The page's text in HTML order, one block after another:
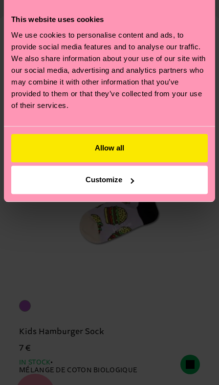
This website uses cookies
We use cookies to personalise content and ads, to
provide social media features and to analyse our traffic.
We also share information about your use of our site with
our social media, advertising and analytics partners who
may combine it with other information that you’ve
provided to them or that they’ve collected from your use
of their services.
Allow all
Customize
correctement ses chaussettes, et BIEN PLUS
conseils et astuces, rendez-vous sur notre page
Développement durable .
d'une estimation et que le délai de livraison exact
dépend de vos services postaux locaux.
Vous avez des questions sur les retours ? Visitez
notre pageRetourpour trouver les réponses aux
questions les plus fréquemment posées.
Nous pensons que vous aimerezModèles similaires
Kids Hamburger Sock
7 €
IN STOCK
MÉLANGE DE COTON BIOLOGIQUE